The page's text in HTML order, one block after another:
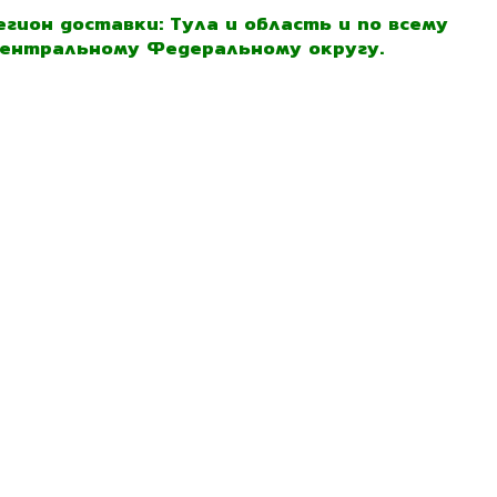
доставки: Тула и область и по всему
Федеральному округу.